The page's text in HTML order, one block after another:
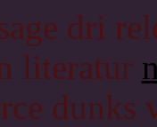
dri
literatur
dunks